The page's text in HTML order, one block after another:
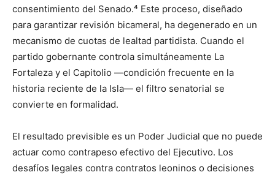
consentimiento del Senado.⁴ Este proceso, diseñado
para garantizar revisión bicameral, ha degenerado en un
mecanismo de cuotas de lealtad partidista. Cuando el
partido gobernante controla simultáneamente La
Fortaleza y el Capitolio —condición frecuente en la
historia reciente de la Isla— el filtro senatorial se
convierte en formalidad.
El resultado previsible es un Poder Judicial que no puede
actuar como contrapeso efectivo del Ejecutivo. Los
desafíos legales contra contratos leoninos o decisiones